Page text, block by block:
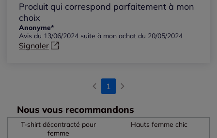
Produit qui correspond parfaitement à mon
choix
Anonyme*
Avis du 13/06/2024 suite à mon achat du 20/05/2024
Signaler
1
Nous vous recommandons
T-shirt décontracté pour
femme
Hauts femme chic